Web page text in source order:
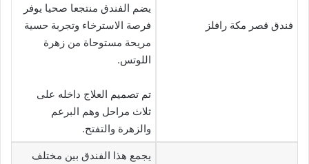
فندق قصر مكة رافلز
يضم الفندق منتجعا صحيا يوفر
فرصة الاسترخاء وتجربة حسية
مريحة مستوحاة من زهرة
اللوتس.
تم تصميم العلاج داخله على
ثلاث مراحل وهم البرعم
والزهرة والتفتح.
يجمع هذا الفندق بين مختلف